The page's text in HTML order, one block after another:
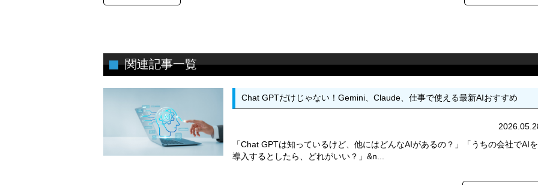
関連記事一覧
Chat GPTだけじゃない！Gemini、Claude、仕事で使える最新AIおすすめ
「Chat GPTは知っているけど、他にはどんなAIがあるの？」「うちの会社でAIを
導入するとしたら、どれがいい？」&n...